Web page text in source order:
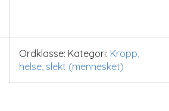
Ordklasse: Kategori: Kropp,
helse, slekt (mennesket)